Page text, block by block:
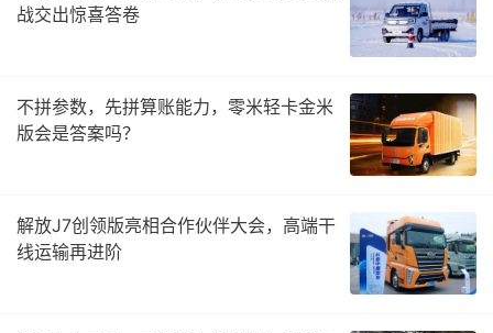
战交出惊喜答卷
不拼参数，先拼算账能力，零米轻卡金米
版会是答案吗？
解放J7创领版亮相合作伙伴大会，高端干
线运输再进阶